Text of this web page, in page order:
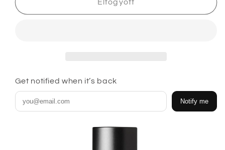
Velours
Velours
Elfogyott
Get notified when it’s back
Notify me